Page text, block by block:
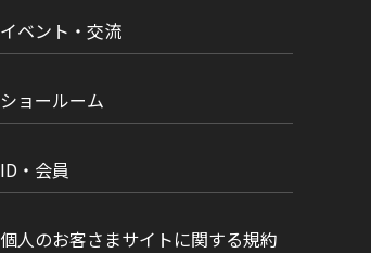
イベント・交流
ショールーム
ID・会員
個人のお客さまサイトに関する規約